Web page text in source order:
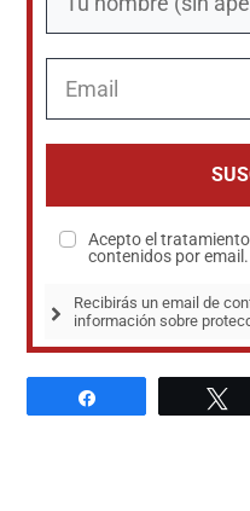
Acepto el
contenidos por email.
Recibirás un email de
información sobre